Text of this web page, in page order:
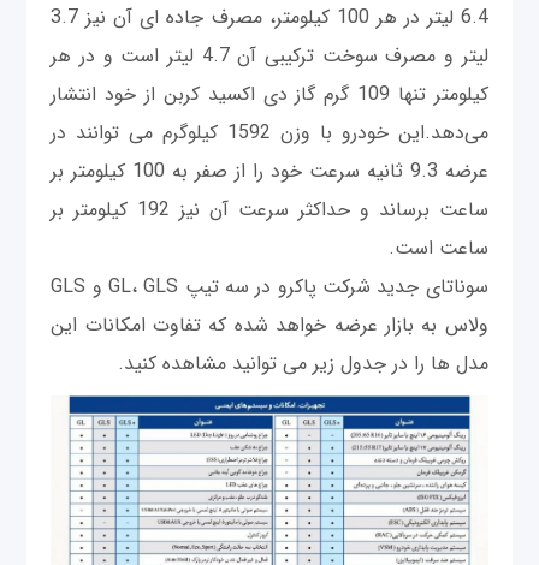
6.4 لیتر در هر 100 کیلومتر، مصرف جاده ای آن نیز 3.7
لیتر و مصرف سوخت ترکیبی آن 4.7 لیتر است و در هر
کیلومتر تنها 109 گرم گاز دی اکسید کربن از خود انتشار
می‌دهد.این خودرو با وزن 1592 کیلوگرم می توانند در
عرضه 9.3 ثانیه سرعت خود را از صفر به 100 کیلومتر بر
ساعت برساند و حداکثر سرعت آن نیز 192 کیلومتر بر
ساعت است.
سوناتای جدید شرکت پاکرو در سه تیپ GL، GLS و GLS
ولاس به بازار عرضه خواهد شده که تفاوت امکانات این
مدل ها را در جدول زیر می توانید مشاهده کنید.